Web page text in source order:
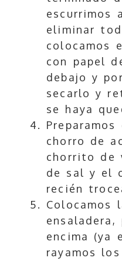
escurrimos
eliminar
colocamos
con papel
debajo y
secarlo y
se haya
chorro de
chorrito de
de sal y el
recién
Colocamos
ensaladera,
encima (ya
rayamos